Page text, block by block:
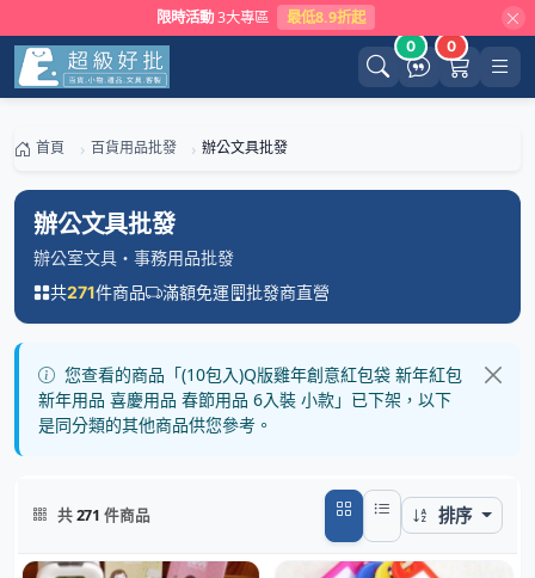
限時活動 3大專區 最低8.9折起
0 0
首頁 百貨用品批發 辦公文具批發
辦公文具批發
辦公室文具・事務用品批發
共271件商品 滿額免運 批發商直營
您查看的商品「(10包入)Q版雞年創意紅包袋 新年紅包
新年用品 喜慶用品 春節用品 6入裝 小款」已下架，以下
是同分類的其他商品供您參考。
共271 件商品 排序